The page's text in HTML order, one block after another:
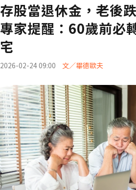
存股當退休金，老後
專家提醒：60歲前必
宅
2026-02-24 09:00 文／畢德歐夫